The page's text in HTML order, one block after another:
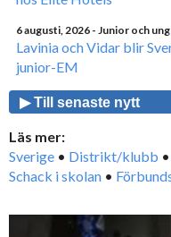
6 augusti, 2026 - Junior och
Lavinia och Vidar blir
junior-EM
▶ Till senaste nytt
Läs mer:
Sverige • Distrikt/klubb •
Schack i skolan •